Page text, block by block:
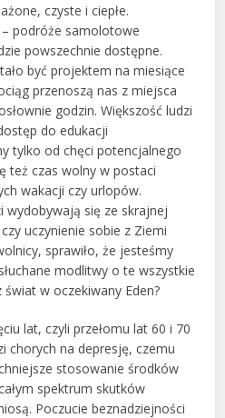
czyste i ciepłe.
podróże samolotowe
powszechnie dostępne.
być projektem na miesiące
przenoszą nas z miejsca
godzin. Większość ludzi
do edukacji
tylko od chęci potencjalnego
też czas wolny w postaci
wakacji czy urlopów.
wydobywają się ze skrajnej
uczynienie sobie z Ziemi
sprawiło, że jesteśmy
modlitwy o te wszystkie
świat w oczekiwany Eden?
lat, czyli przełomu lat 60 i 70
chorych na depresję, czemu
stosowanie środków
spektrum skutków
Poczucie beznadziejności